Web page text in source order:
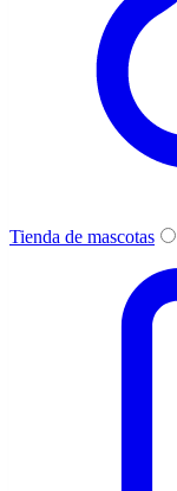
Tienda de mascotas